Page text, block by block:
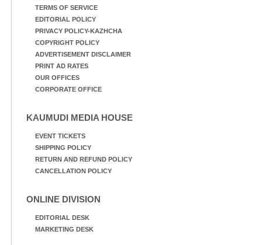
TERMS OF SERVICE
EDITORIAL POLICY
PRIVACY POLICY-KAZHCHA
COPYRIGHT POLICY
ADVERTISEMENT DISCLAIMER
PRINT AD RATES
OUR OFFICES
CORPORATE OFFICE
KAUMUDI MEDIA HOUSE
EVENT TICKETS
SHIPPING POLICY
RETURN AND REFUND POLICY
CANCELLATION POLICY
ONLINE DIVISION
EDITORIAL DESK
MARKETING DESK